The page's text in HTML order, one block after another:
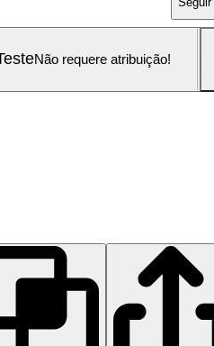
Não requere atribuição!